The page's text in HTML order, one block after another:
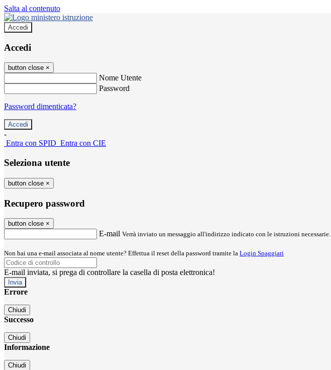
Salta al contenuto
Accedi
Accedi
button close ×
Nome Utente
Password
Password dimenticata?
-
Entra con SPID Entra con CIE
Seleziona utente
button close ×
Recupero password
button close ×
E-mail Verrà inviato un messaggio all'indirizzo indicato con le istruzioni necessarie.
Non hai una e-mail associata al nome utente? Effettua il reset della password tramite la Login Spaggiari
E-mail inviata, si prega di controllare la casella di posta elettronica!
Errore
Chiudi
Successo
Chiudi
Informazione
Chiudi